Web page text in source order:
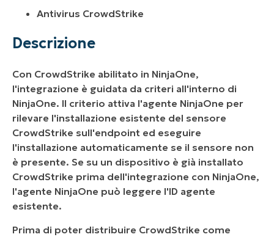
Antivirus CrowdStrike
Descrizione
Con CrowdStrike abilitato in NinjaOne,
l'integrazione è guidata da criteri all'interno di
NinjaOne. Il criterio attiva l'agente NinjaOne per
rilevare l'installazione esistente del sensore
CrowdStrike sull'endpoint ed eseguire
l'installazione automaticamente se il sensore non
è presente. Se su un dispositivo è già installato
CrowdStrike prima dell'integrazione con NinjaOne,
l'agente NinjaOne può leggere l'ID agente
esistente.
Prima di poter distribuire CrowdStrike come